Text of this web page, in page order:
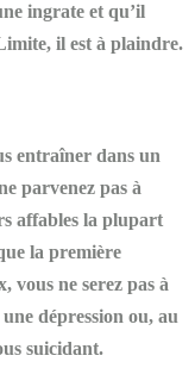
ingrate et qu’il
il est à plaindre.
entraîner dans un
parvenez pas à
affables la plupart
la première
vous ne serez pas à
dépression ou, au
suicidant.